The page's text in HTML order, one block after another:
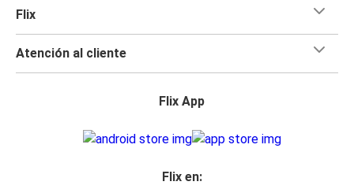
Flix
Atención al cliente
Flix App
Flix en: